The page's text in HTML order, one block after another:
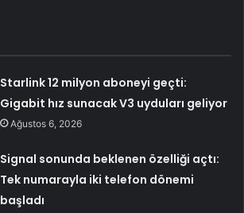
Starlink 12 milyon aboneyi geçti:
Gigabit hız sunacak V3 uyduları geliyor
Ağustos 6, 2026
Signal sonunda beklenen özelliği açtı:
Tek numarayla iki telefon dönemi
başladı